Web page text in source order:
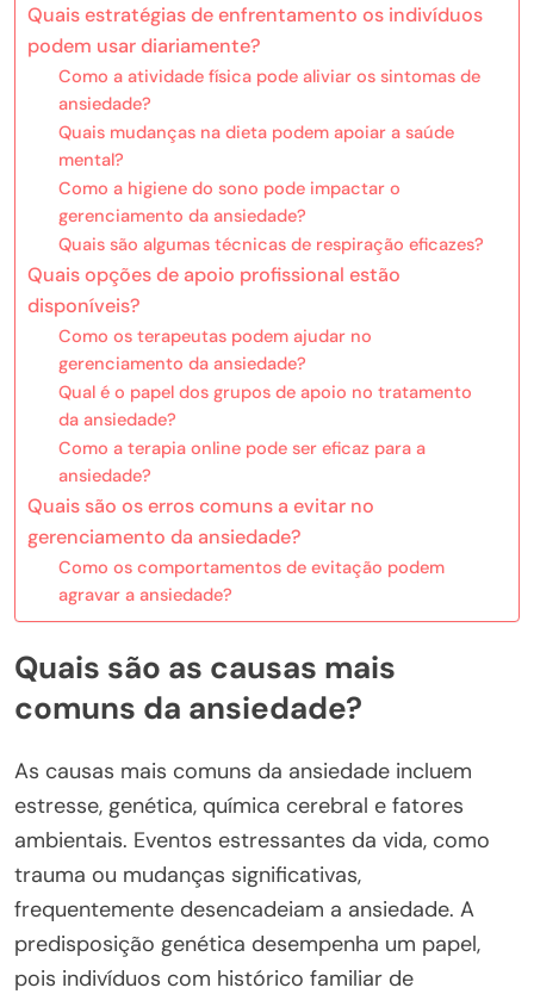
Quais estratégias de enfrentamento os indivíduos
podem usar diariamente?
Como a atividade física pode aliviar os sintomas de
ansiedade?
Quais mudanças na dieta podem apoiar a saúde
mental?
Como a higiene do sono pode impactar o
gerenciamento da ansiedade?
Quais são algumas técnicas de respiração eficazes?
Quais opções de apoio profissional estão
disponíveis?
Como os terapeutas podem ajudar no
gerenciamento da ansiedade?
Qual é o papel dos grupos de apoio no tratamento
da ansiedade?
Como a terapia online pode ser eficaz para a
ansiedade?
Quais são os erros comuns a evitar no
gerenciamento da ansiedade?
Como os comportamentos de evitação podem
agravar a ansiedade?
Quais são as causas mais
comuns da ansiedade?
As causas mais comuns da ansiedade incluem
estresse, genética, química cerebral e fatores
ambientais. Eventos estressantes da vida, como
trauma ou mudanças significativas,
frequentemente desencadeiam a ansiedade. A
predisposição genética desempenha um papel,
pois indivíduos com histórico familiar de